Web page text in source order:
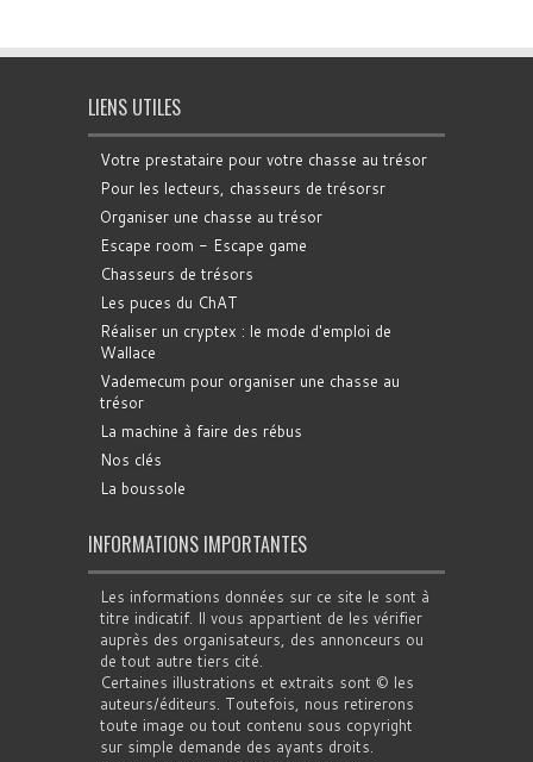
LIENS UTILES
Votre prestataire pour votre chasse au trésor
Pour les lecteurs, chasseurs de trésorsr
Organiser une chasse au trésor
Escape room - Escape game
Chasseurs de trésors
Les puces du ChAT
Réaliser un cryptex : le mode d'emploi de
Wallace
Vademecum pour organiser une chasse au
trésor
La machine à faire des rébus
Nos clés
La boussole
INFORMATIONS IMPORTANTES
Les informations données sur ce site le sont à
titre indicatif. Il vous appartient de les vérifier
auprès des organisateurs, des annonceurs ou
de tout autre tiers cité.
Certaines illustrations et extraits sont © les
auteurs/éditeurs. Toutefois, nous retirerons
toute image ou tout contenu sous copyright
sur simple demande des ayants droits.